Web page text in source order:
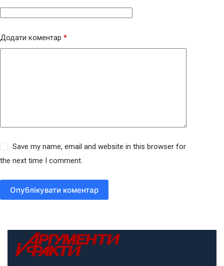
Додати коментар *
Save my name, email and website in this browser for
the next time I comment.
Опублікувати коментар